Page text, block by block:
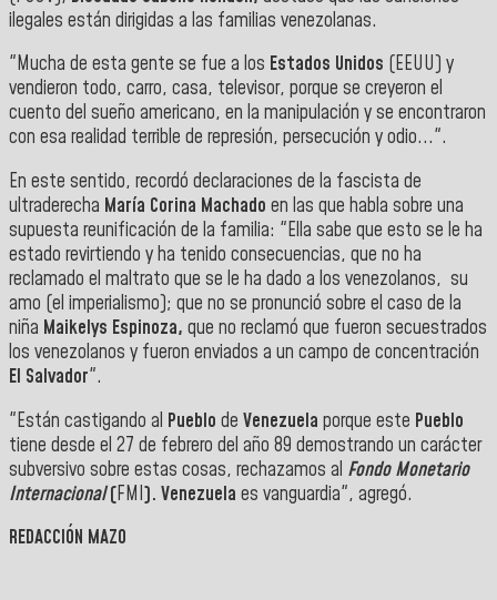
ilegales están dirigidas a las familias venezolanas.
"Mucha de esta gente se fue a los Estados Unidos (EEUU) y
vendieron todo, carro, casa, televisor, porque se creyeron el
cuento del sueño americano, en la manipulación y se encontraron
con esa realidad terrible de represión, persecución y odio...".
En este sentido, recordó declaraciones de la fascista de
ultraderecha María Corina Machado en las que habla sobre una
supuesta reunificación de la familia: "Ella sabe que esto se le ha
estado revirtiendo y ha tenido consecuencias, que no ha
reclamado el maltrato que se le ha dado a los venezolanos, su
amo (el imperialismo); que no se pronunció sobre el caso de la
niña Maikelys Espinoza, que no reclamó que fueron secuestrados
los venezolanos y fueron enviados a un campo de concentración
El Salvador".
"Están castigando al Pueblo de Venezuela porque este Pueblo
tiene desde el 27 de febrero del año 89 demostrando un carácter
subversivo sobre estas cosas, rechazamos al Fondo Monetario
Internacional(FMI). Venezuela es vanguardia", agregó.
REDACCIÓN MAZO